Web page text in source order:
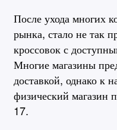
После ухода многих
рынка, стало не так
кроссовок с
Многие магазины
доставкой, однако к
физический магазин
17.